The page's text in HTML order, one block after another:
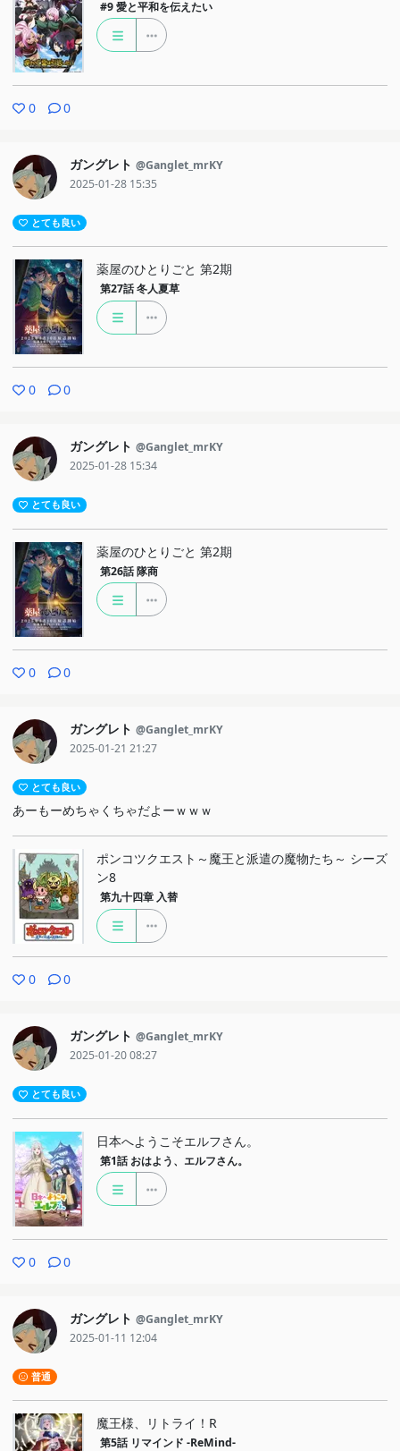
#9 愛と平和を伝えたい
0 0
ガングレト @Ganglet_mrKY
2025-01-28 15:35
とても良い
薬屋のひとりごと 第2期
第27話 冬人夏草
0 0
ガングレト @Ganglet_mrKY
2025-01-28 15:34
とても良い
薬屋のひとりごと 第2期
第26話 隊商
0 0
ガングレト @Ganglet_mrKY
2025-01-21 21:27
とても良い
あーもーめちゃくちゃだよーｗｗｗ
ポンコツクエスト～魔王と派遣の魔物たち～ シーズ
ン8
第九十四章 入替
0 0
ガングレト @Ganglet_mrKY
2025-01-20 08:27
とても良い
日本へようこそエルフさん。
第1話 おはよう、エルフさん。
0 0
ガングレト @Ganglet_mrKY
2025-01-11 12:04
普通
魔王様、リトライ！R
第5話 リマインド -ReMind-